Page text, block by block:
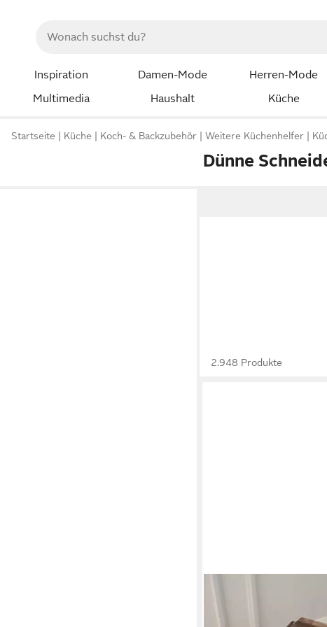
Inspiration Damen-Mode Herren-Mode
Multimedia
Haushalt Küche
Startseite Küche Koch- & Backzubehör Weitere Küchenhelfer
Dünne
2.948 Produkte
Servierbrett